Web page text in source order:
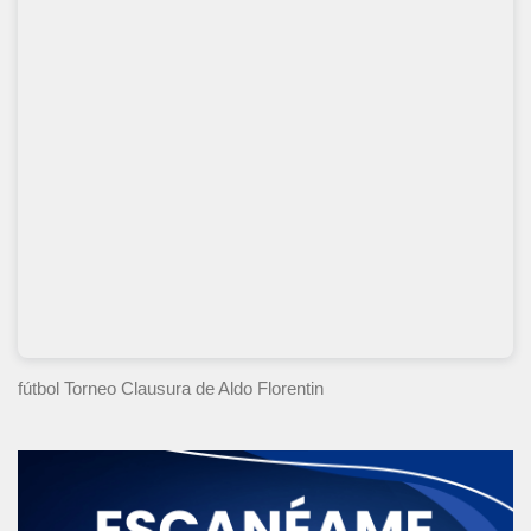
fútbol Torneo Clausura de Aldo Florentin